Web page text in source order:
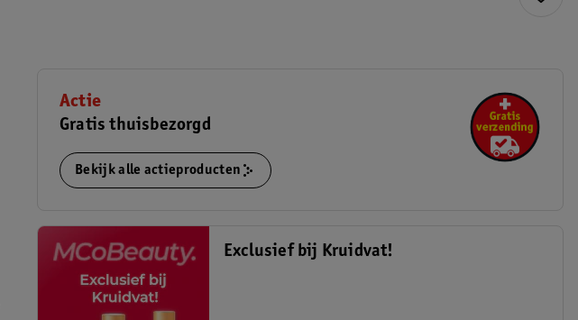
Actie
Gratis thuisbezorgd
Bekijk alle actieproducten
Exclusief bij Kruidvat!